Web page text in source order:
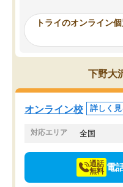
ったんですが、学生の先
み、徐々に成績が上がっ
思っていました。何が今
を的確に指導いただき、
くりするほど楽しんでや
塾を受けています。狙い
つ成績も上がり、苦手意
てきたので、さらに苦手
でお願いしました。来年
トライのオンライン
下野大
オンライン校 詳しく見
対応エリア 全国
通話
無料 電